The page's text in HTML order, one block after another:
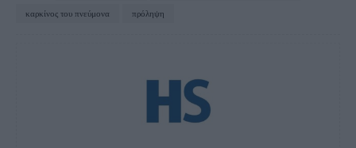
καρκίνος του πνεύμονα
πρόληψη